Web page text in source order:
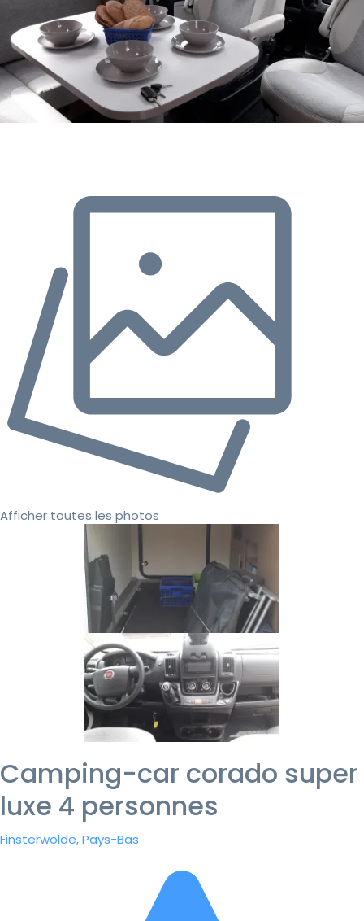
Afficher toutes les photos
Camping-car corado super
luxe 4 personnes
Finsterwolde, Pays-Bas